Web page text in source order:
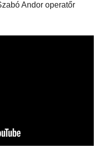
Andor operatőr